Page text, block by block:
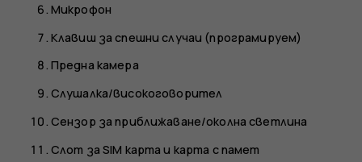
Микрофон
Клавиш за спешни случаи (програмируем)
Предна камера
Слушалка/високоговорител
Сензор за приближаване/околна светлина
Слот за SIM карта и карта с памет